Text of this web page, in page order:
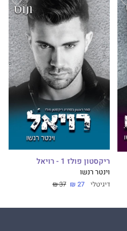
ריקסטון פולז 1 - רויאל
וינטר רנשו
דיגיטלי 27 ₪
37 ₪